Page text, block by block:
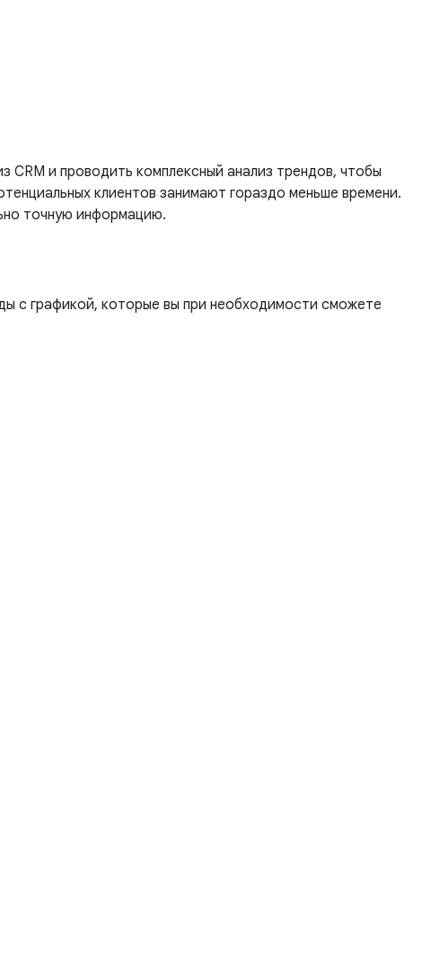
CRM и проводить комплексный анализ трендов, чтобы
клиентов занимают гораздо меньше времени.
точную информацию.
с графикой, которые вы при необходимости сможете